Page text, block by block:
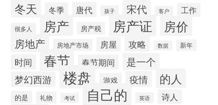
冬天 冬季 唐代 孩子 宋代 客户 工作
很多人 房产 房产税 房产证 房价
房地产 房地产市场 房屋 攻略 数据 新年
时间 春节 春节期间 是一个
梦幻西游 楼盘 游戏 疫情 的人
的是 礼物 考试 自己的 英语 诗人